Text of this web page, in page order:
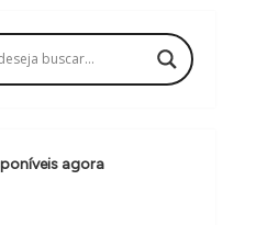
agora